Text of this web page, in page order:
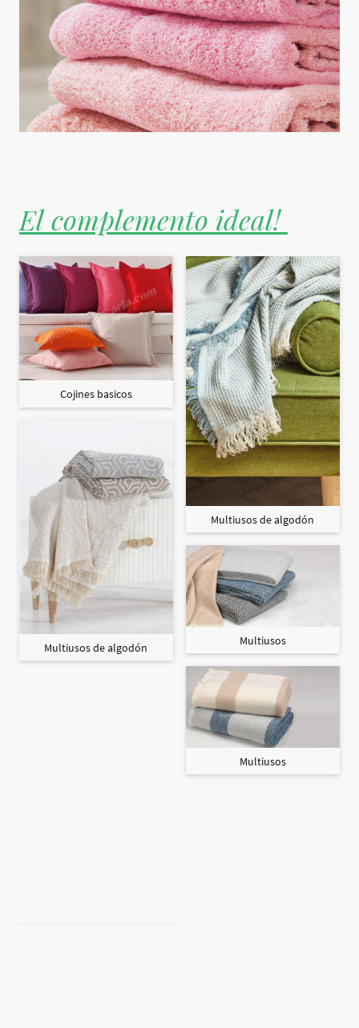
El complemento ideal!
Cojines basicos
Multiusos de algodón
Multiusos de algodón
Multiusos
Multiusos